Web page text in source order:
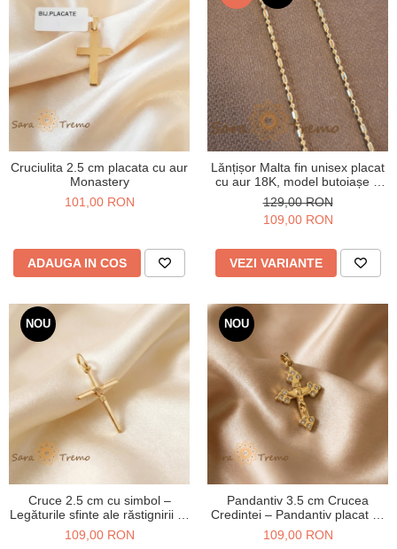
Cruciulita 2.5 cm placata cu aur
Monastery
101,00 RON
ADAUGA IN COS
Lănțișor Malta fin unisex placat
cu aur 18K, model butoiașe 1
cu 1 - 45/50 cm
129,00 RON
109,00 RON
VEZI VARIANTE
NOU
Cruce 2.5 cm cu simbol –
Legăturile sfinte ale răstignirii lui
Iisus
109,00 RON
NOU
Pandantiv 3.5 cm Crucea
Credintei – Pandantiv placat cu
aur 14K cu zirconia albe
109,00 RON